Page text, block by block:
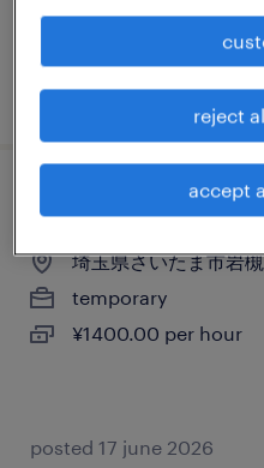
posted 18 may 2026
その他の仕分け・ピ
埼玉県さいたま市岩
temporary
¥1400.00 per hour
posted 17 june 2026
reject
accept